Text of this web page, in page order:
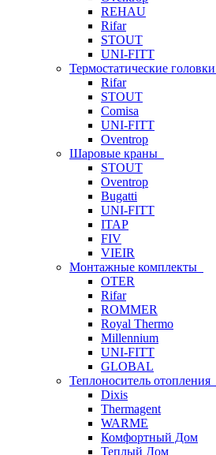
REHAU
Rifar
STOUT
UNI-FITT
Термостатические головки
Rifar
STOUT
Comisa
UNI-FITT
Oventrop
Шаровые краны
STOUT
Oventrop
Bugatti
UNI-FITT
ITAP
FIV
VIEIR
Монтажные комплекты
OTER
Rifar
ROMMER
Royal Thermo
Millennium
UNI-FITT
GLOBAL
Теплоноситель отопления
Dixis
Thermagent
WARME
Комфортный Дом
Теплый Дом